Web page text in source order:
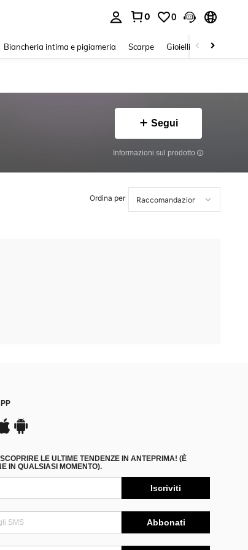
0 0
Biancheria intima e pigiameria Scarpe Gioielli E Accessori
Segui
Informazioni sul prodotto
Ordina per
LE ULTIME TENDENZE IN ANTEPRIMA! (È
IN QUALSIASI MOMENTO).
Iscriviti
Abbonati